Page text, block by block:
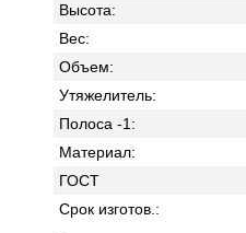
Высота:
Вес:
Объем:
Утяжелитель:
Полоса -1:
Материал:
ГОСТ
Cpoк изгoтoв.: